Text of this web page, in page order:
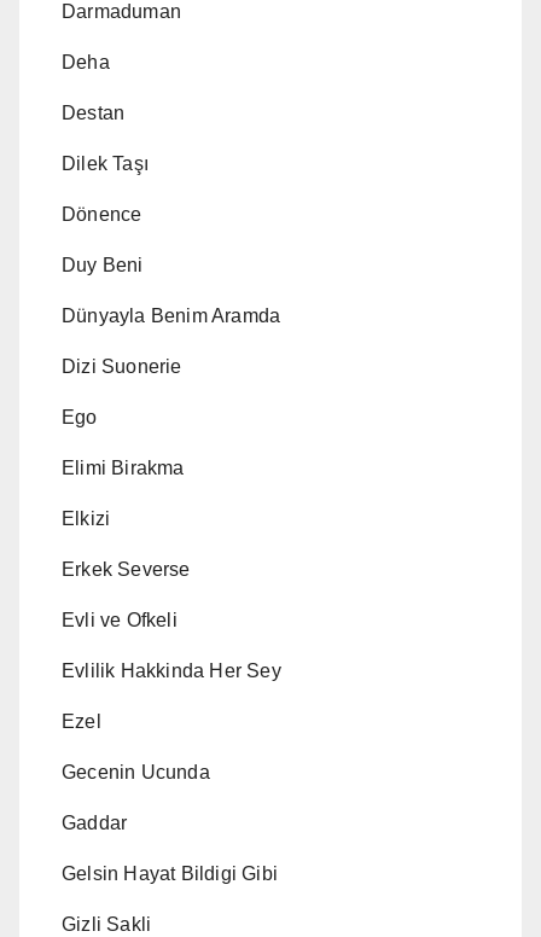
Darmaduman
Deha
Destan
Dilek Taşı
Dönence
Duy Beni
Dünyayla Benim Aramda
Dizi Suonerie
Ego
Elimi Birakma
Elkizi
Erkek Severse
Evli ve Ofkeli
Evlilik Hakkinda Her Sey
Ezel
Gecenin Ucunda
Gaddar
Gelsin Hayat Bildigi Gibi
Gizli Sakli